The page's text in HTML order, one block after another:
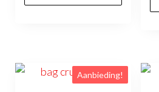
Aanbieding!